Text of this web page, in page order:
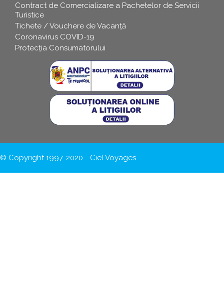
Contract de Comercializare a Pachetelor de Servicii
Turistice
Tichete / Vouchere de Vacanță
Coronavirus COVID-19
Protecția Consumatorului
© Copyright 1997-2020 - Ciel Voyages